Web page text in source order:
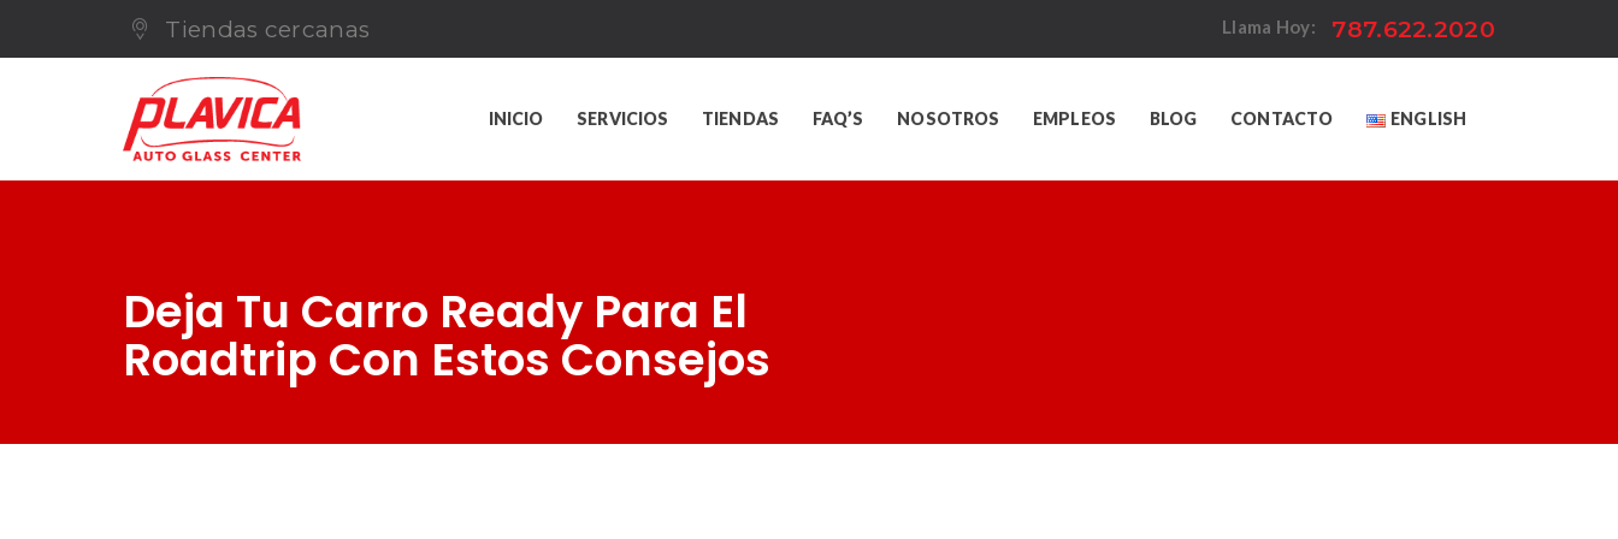
Tiendas cercanas Llama Hoy: 787.622.2020
INICIO SERVICIOS TIENDAS FAQ’S NOSOTROS EMPLEOS BLOG CONTACTO ENGLISH
Deja Tu Carro Ready Para El
Roadtrip Con Estos Consejos